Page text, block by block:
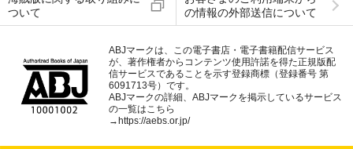
ついて
の情報の外部送信について
ABJマークは、この電子書店・電子書籍配信サービス
が、著作権者からコンテンツ使用許諾を得た正規版配
信サービスであることを示す登録商標（登録番号 第
6091713号）です。
ABJマークの詳細、ABJマークを掲示しているサービス
の一覧はこちら
→ https://aebs.or.jp/